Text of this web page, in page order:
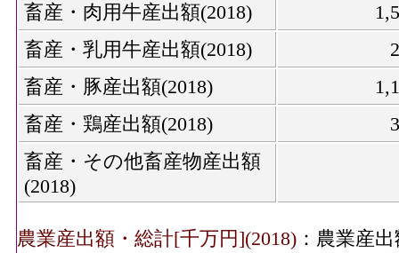
畜産・肉用牛産出額(2018)
畜産・乳用牛産出額(2018)
畜産・豚産出額(2018)
畜産・鶏産出額(2018)
畜産・その他畜産物産出額
(2018)
農業産出額・総計[千万円](2018) ：農業産